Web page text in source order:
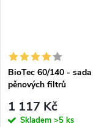
BioTec 60/140 - sada
pěnových filtrů
1 117 Kč
Skladem >5 ks